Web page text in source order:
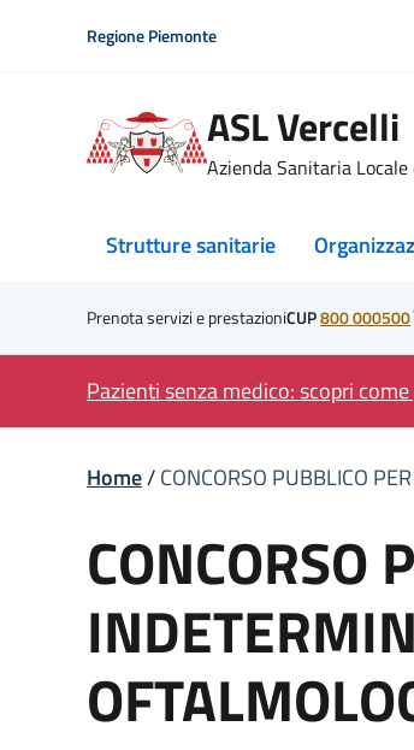
Regione Piemonte
ASL Vercelli
Azienda Sanitaria Locale
Strutture sanitarie
Prenota servizi e prestazioniCUP800 000500
Pazienti senza medico: scopri
Home/CONCORSO PUBBLICO
CONCORSO